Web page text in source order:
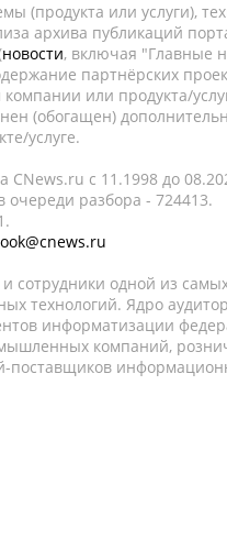
(продукта или услуги),
архива публикаций
новости, включая "Главные
партнёрских
или продукта/
(обогащен)
услуге.
c 11.1998 до
разбора - 724413.
сотрудники одной из
технологий. Ядро
информатизации
компаний,
поставщиков